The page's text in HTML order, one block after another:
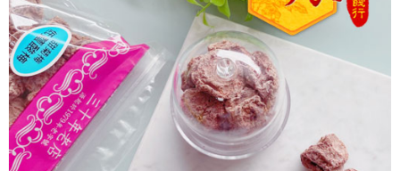
7-11取貨付款
每筆NT$60，滿NT$799(含以上)免運費
付款後7-11取貨
每筆NT$60，滿NT$799(含以上)免運費
宅配到家
每筆NT$150，滿NT$1,399(含以上)免運費